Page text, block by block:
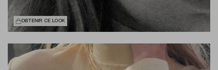
OBTENIR CE LOOK